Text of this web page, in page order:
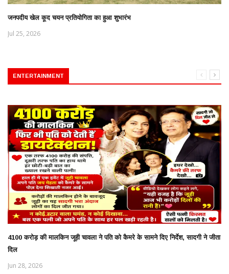
जनपदीय खेल कूद चयन प्रतियोगिता का हुआ शुभारंभ
Jul 25, 2026
ENTERTAINMENT
4100 करोड़ की मालकिन जूही चावला ने पति को कैमरे के सामने दिए निर्देश, सादगी ने जीता
दिल
Jun 28, 2026